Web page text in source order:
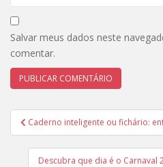
Salvar meus dados neste
comentar.
Navegação
de
Post
Caderno inteligente ou fichário:
Descubra que dia é o Carnaval